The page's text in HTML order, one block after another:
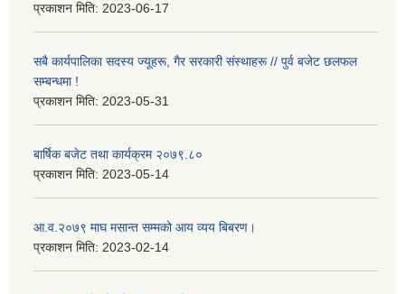
प्रकाशन मिति: 2023-06-17
सबै कार्यपालिका सदस्य ज्यूहरू, गैर सरकारी संस्थाहरू // पुर्व बजेट छलफल
सम्बन्धमा !
प्रकाशन मिति: 2023-05-31
बार्षिक बजेट तथा कार्यक्रम २०७९.८०
प्रकाशन मिति: 2023-05-14
आ.व.२०७९ माघ मसान्त सम्मको आय व्यय बिबरण।
प्रकाशन मिति: 2023-02-14